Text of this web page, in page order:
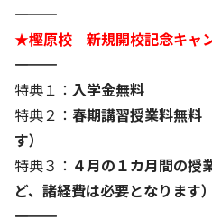
子会社および関係会社
フランチャイズ事業
ソーシャルメディア公式アカウ
清華・京進発展フォーラム
価値創造の取り組み
DXビジョン・DX戦略
IRカレンダー
ディスクロージャーポリシー
よくあるご質問
免責事項
IRお問合せ
保育事業 採用
日本語教育事業 採用
―――――――――――――
★樫原校 新規開校記念キャ
―――――――――――――
特典１： 入学金無料
特典２： 春期講習授業料無料
す）
特典３： ４月の１カ月間の授
ど、諸経費は必要となります）